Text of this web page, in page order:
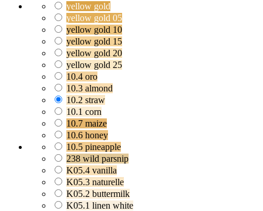
yellow gold
yellow gold 05
yellow gold 10
yellow gold 15
yellow gold 20
yellow gold 25
10.4 oro
10.3 almond
10.2 straw
10.1 corn
10.7 maize
10.6 honey
10.5 pineapple
238 wild parsnip
K05.4 vanilla
K05.3 naturelle
K05.2 buttermilk
K05.1 linen white